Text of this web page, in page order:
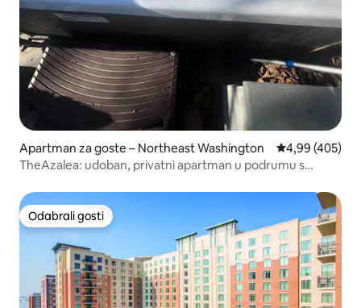
Apartman za goste – Northeast Washington Prosječna
4,99 (405)
TheAzalea: udoban, privatni apartman u podrumu s
Odabrali gosti
Odabrali gosti